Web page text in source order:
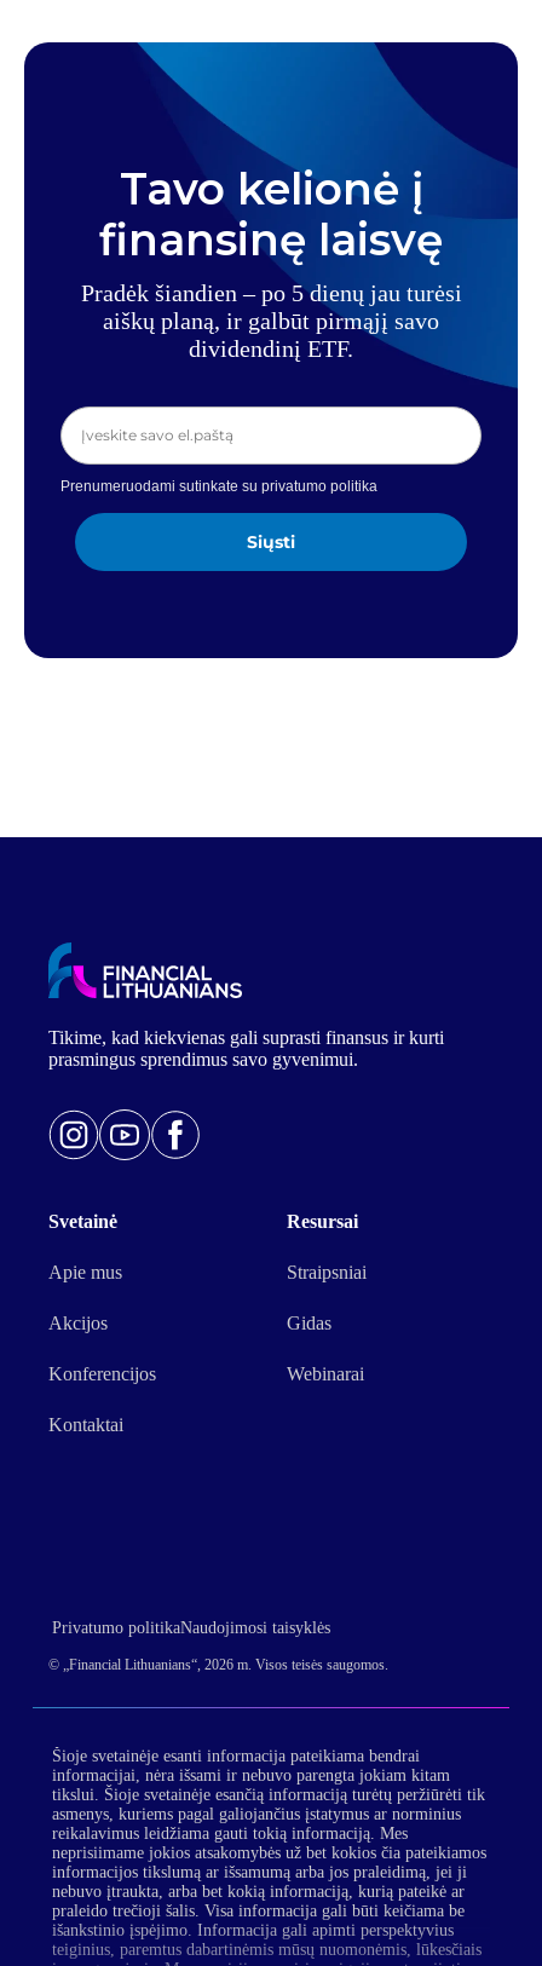
Tavo kelionė į
finansinę laisvę
Pradėk šiandien – po 5 dienų jau turėsi
aiškų planą, ir galbūt pirmąjį savo
dividendinį ETF.
Prenumeruodami sutinkate su privatumo politika
Siųsti
Tikime, kad kiekvienas gali suprasti finansus ir kurti
prasmingus sprendimus savo gyvenimui.
Svetainė
Apie mus
Akcijos
Konferencijos
Kontaktai
Resursai
Straipsniai
Gidas
Webinarai
Privatumo politikaNaudojimosi taisyklės
© „Financial Lithuanians“, 2026 m. Visos teisės saugomos.
Šioje svetainėje esanti informacija pateikiama bendrai
informacijai, nėra išsami ir nebuvo parengta jokiam kitam
tikslui. Šioje svetainėje esančią informaciją turėtų peržiūrėti tik
asmenys, kuriems pagal galiojančius įstatymus ar norminius
reikalavimus leidžiama gauti tokią informaciją. Mes
neprisiimame jokios atsakomybės už bet kokios čia pateikiamos
informacijos tikslumą ar išsamumą arba jos praleidimą, jei ji
nebuvo įtraukta, arba bet kokią informaciją, kurią pateikė ar
praleido trečioji šalis. Visa informacija gali būti keičiama be
išankstinio įspėjimo. Informacija gali apimti perspektyvius
teiginius, paremtus dabartinėmis mūsų nuomonėmis, lūkesčiais